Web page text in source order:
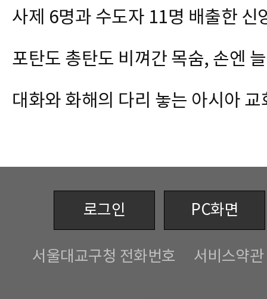
사제 6명과 수도자 11명 배출한 신
포탄도 총탄도 비껴간 목숨, 손엔
로그인 PC화면
서울대교구청 전화번호 서비스약관